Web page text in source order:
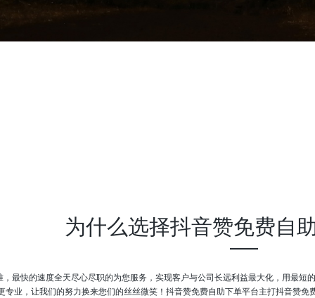
为什么选择抖音赞免费自
最快的速度全天尽心尽职的为您服务，实现客户与公司长远利益最大化，用最
专业，让我们的努力换来您们的丝丝微笑！抖音赞免费自助下单平台主打抖音赞